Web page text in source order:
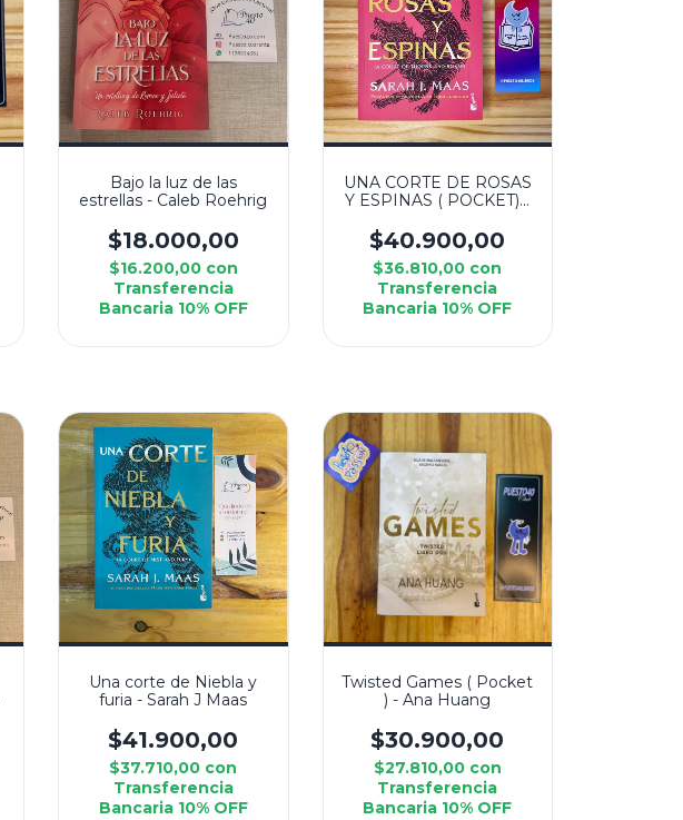
Bajo la luz de las
estrellas - Caleb Roehrig
$18.000,00
$16.200,00 con
Transferencia
Bancaria 10% OFF
UNA CORTE DE ROSAS
Y ESPINAS ( POCKET) -
$40.900,00
$36.810,00 con
Transferencia
Bancaria 10% OFF
Una corte de Niebla y
furia - Sarah J Maas
$41.900,00
$37.710,00 con
Transferencia
Bancaria 10% OFF
Twisted Games ( Pocket
) - Ana Huang
$30.900,00
$27.810,00 con
Transferencia
Bancaria 10% OFF